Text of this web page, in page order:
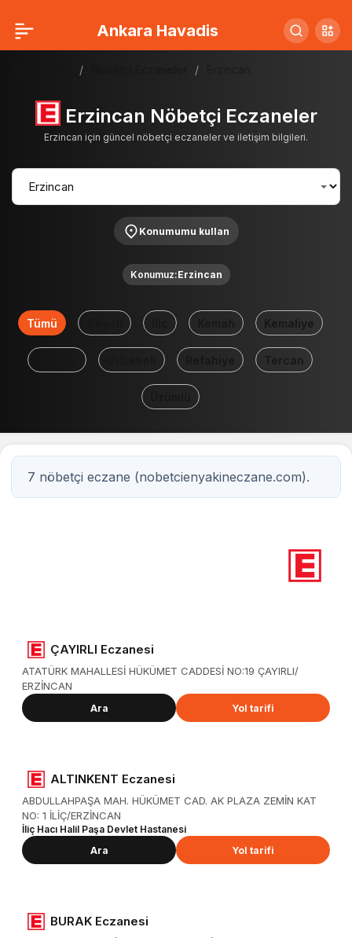
Ankara Havadis
Erzincan Nöbetçi Eczaneler
Erzincan için güncel nöbetçi eczaneler ve iletişim bilgileri.
Konumumu kullan
Konumuz:Erzincan
Tümü Kemaliye
Tercan
7 nöbetçi eczane (nobetcienyakineczane.com).
ÇAYIRLI Eczanesi
ATATÜRK MAHALLESİ HÜKÜMET CADDESİ NO:19 ÇAYIRLI/
ERZİNCAN
Ara Yol tarifi
ALTINKENT Eczanesi
ABDULLAHPAŞA MAH. HÜKÜMET CAD. AK PLAZA ZEMİN KAT
NO: 1 İLİÇ/ERZİNCAN
İliç Hacı Halil Paşa Devlet Hastanesi
Ara
Yol tarifi
BURAK Eczanesi